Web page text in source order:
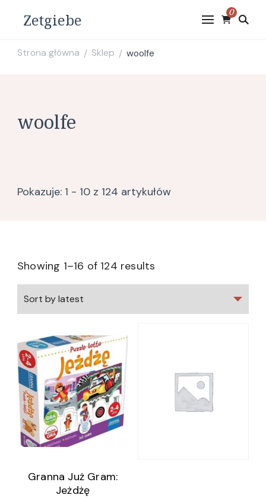
Zetgiebe 0
Strona główna / Sklep / woolfe
woolfe
Pokazuje: 1 - 10 z 124 artykułów
Showing 1–16 of 124 results
Granna Już Gram:
Jeżdżę